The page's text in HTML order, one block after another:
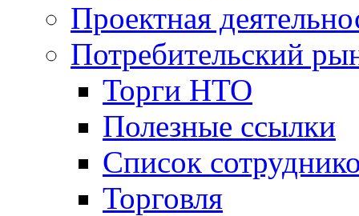
Проектная
Потребительский
Торги НТО
Полезные ссылки
Список
Торговля